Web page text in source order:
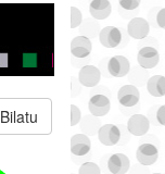
Bilatu